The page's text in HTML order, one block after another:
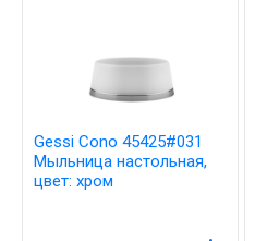
Gessi Cono 45425#031
Мыльница настольная,
цвет: хром